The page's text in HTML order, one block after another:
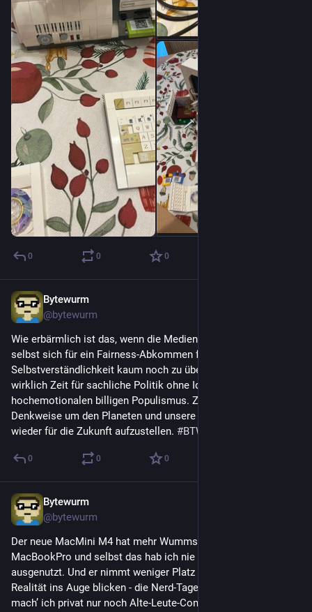
0 0 0
Bytewurm
@bytewurm
Wie erbärmlich ist das, wenn die Medien und die Parteien
selbst sich für ein Fairness-Abkommen feiern, das an
Selbstverständlichkeit kaum noch zu überbieten ist? Es wird
wirklich Zeit für sachliche Politik ohne Ideologie und ohne
hochemotionalen billigen Populismus. Zeit für eine andere
Denkweise um den Planeten und unsere Gesellschaften
wieder für die Zukunft aufzustellen. #BTW2025
0 0 0
Bytewurm
@bytewurm
Der neue MacMini M4 hat mehr Wumms als mein M1-
MacBookPro und selbst das hab ich nie auch nur ansatzweise
ausgenutzt. Und er nimmt weniger Platz weg. Ich muss der
Realität ins Auge blicken - die Nerd-Tage sind vorbei, jetzt
mach’ ich privat nur noch Alte-Leute-Computer-Zeugs :-) und